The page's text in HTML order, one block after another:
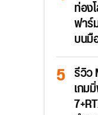
ท่อง
ฟาร์
บนมื
รีวิว
เกม